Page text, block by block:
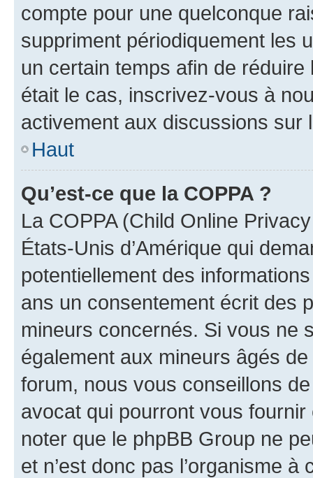
compte pour une quelconque
suppriment périodiquement les
un certain temps afin de
était le cas, inscrivez-vous à
activement aux discussions sur
Haut
Qu’est-ce que la COPPA ?
La COPPA (Child Online
États-Unis d’Amérique qui
potentiellement des
ans un consentement écrit des
mineurs concernés. Si vous ne
également aux mineurs âgés
forum, nous vous conseillons
avocat qui pourront vous
noter que le phpBB Group ne
et n’est donc pas l’organisme